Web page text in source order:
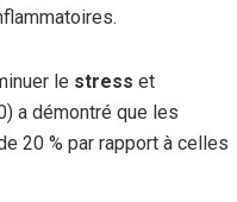
le stress et
a démontré que les
20 % par rapport à celles